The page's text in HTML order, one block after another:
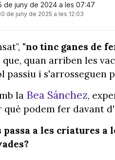
de juny de 2024 a les 07:47
de juny de 2025 a les 12:03
"no tinc ganes de
quan arriben les
passiu i s'arrosseguen
la Bea Sánchez,
què podem fer davant
passa a les criatures a